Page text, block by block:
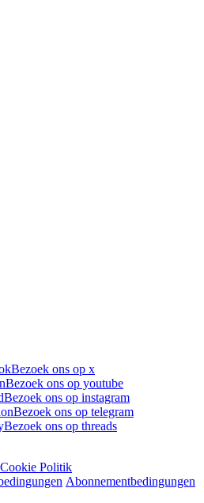
Bezoek ons op x
Bezoek ons op youtube
Bezoek ons op instagram
Bezoek ons op telegram
Bezoek ons op threads
Cookie Politik
Abonnementbedingungen